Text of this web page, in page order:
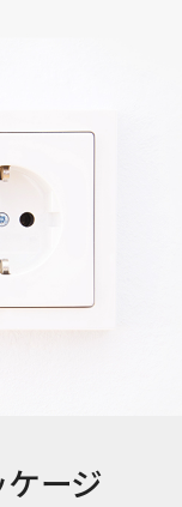
ージ